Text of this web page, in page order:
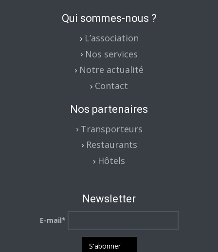
Qui sommes-nous ?
L’association
Nos services
Notre actualité
Contact
Nos partenaires
Transporteurs
Restaurants
Hôtels
Newsletter
E-mail*